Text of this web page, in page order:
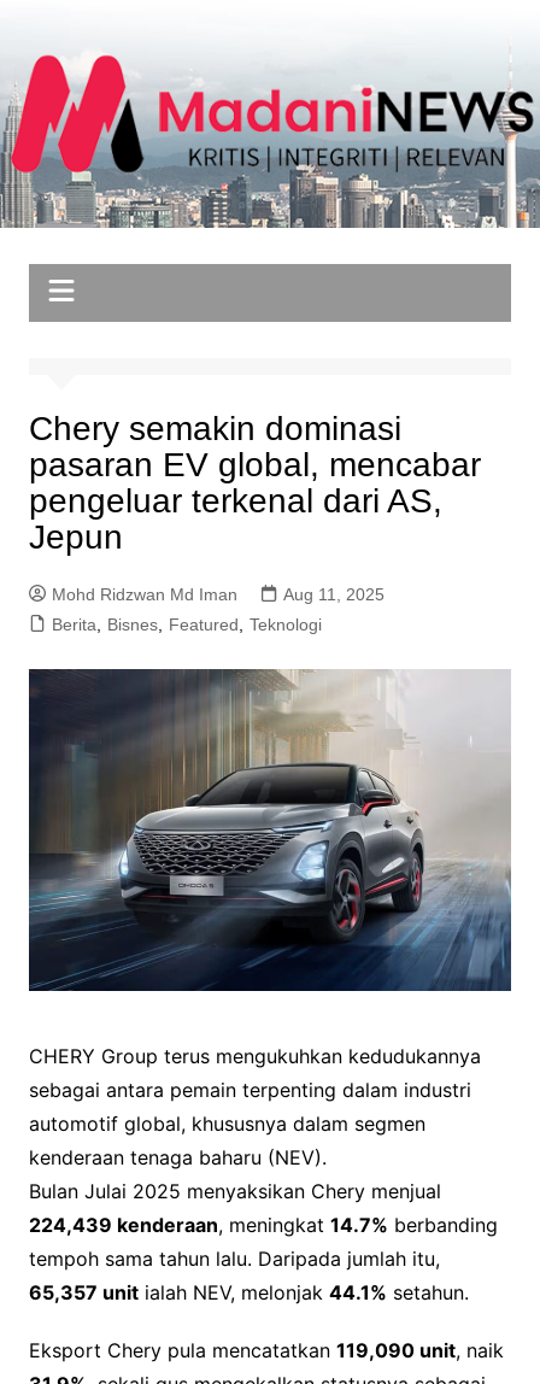
content
Chery semakin dominasi
pasaran EV global, mencabar
pengeluar terkenal dari AS,
Jepun
Mohd Ridzwan Md Iman
Aug 11, 2025
Berita, Bisnes, Featured, Teknologi
CHERY Group terus mengukuhkan kedudukannya
sebagai antara pemain terpenting dalam industri
automotif global, khususnya dalam segmen
kenderaan tenaga baharu (NEV).
Bulan Julai 2025 menyaksikan Chery menjual
224,439 kenderaan, meningkat 14.7% berbanding
tempoh sama tahun lalu. Daripada jumlah itu,
65,357 unitialah NEV, melonjak 44.1% setahun.
Eksport Chery pula mencatatkan 119,090 unit, naik